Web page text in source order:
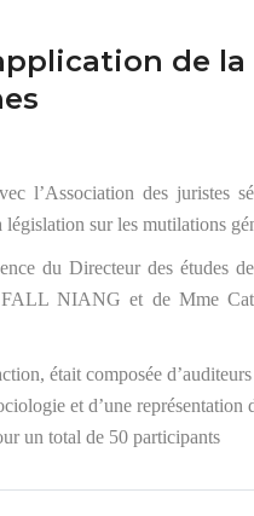
de
l’Association des juristes
sur les mutilations
du Directeur des études
FALL NIANG et de Mme
était composée
et d’une représentation
un total de 50 participants